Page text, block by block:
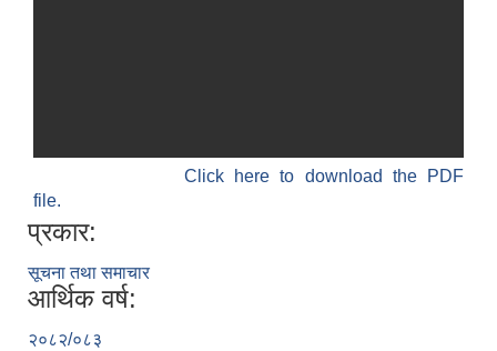
Click here to download the PDF
file.
प्रकार:
सूचना तथा समाचार
आर्थिक वर्ष:
२०८२/०८३